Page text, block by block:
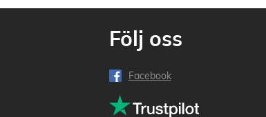
Följ oss
Facebook